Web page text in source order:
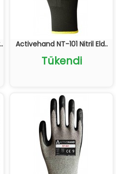
Activehand NT-101 Nitril Eld..
Tükendi